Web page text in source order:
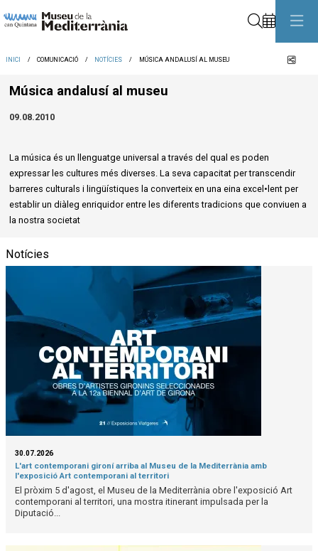
INICI COMUNICACIÓ NOTÍCIES MÚSICA ANDALUSÍ AL MUSEU
Música andalusí al museu
09.08.2010
La música és un llenguatge universal a través del qual es poden
expressar les cultures més diverses. La seva capacitat per transcendir
barreres culturals i lingüístiques la converteix en una eina excel•lent per
establir un diàleg enriquidor entre les diferents tradicions que conviuen a
la nostra societat
Notícies
30.07.2026
L'art contemporani gironí arriba al Museu de la Mediterrània amb
l'exposició Art contemporani al territori
El pròxim 5 d'agost, el Museu de la Mediterrània obre l'exposició Art
contemporani al territori, una mostra itinerant impulsada per la
Diputació...